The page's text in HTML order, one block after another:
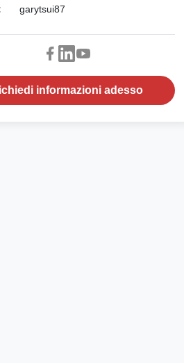
garytsui87
informazioni adesso